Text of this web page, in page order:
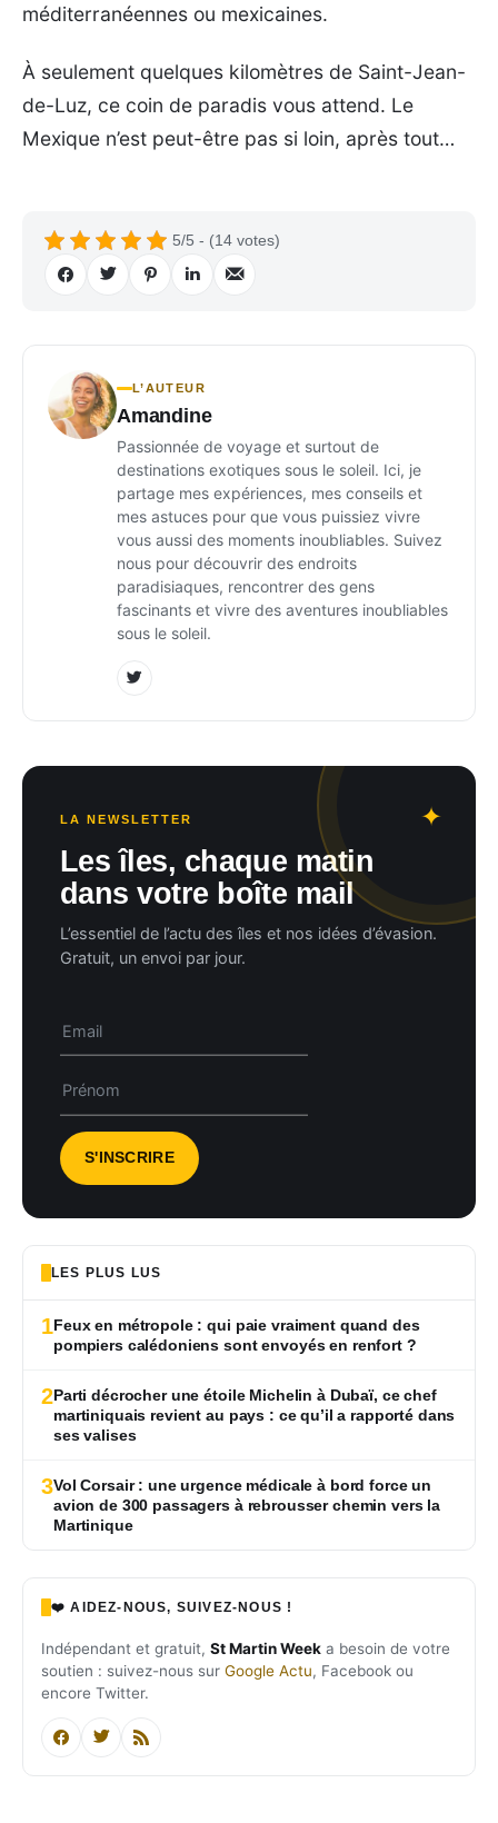
méditerranéennes ou mexicaines.
À seulement quelques kilomètres de Saint-Jean-
de-Luz, ce coin de paradis vous attend. Le
Mexique n’est peut-être pas si loin, après tout…
5/5 - (14 votes)
L’AUTEUR
Amandine
Passionnée de voyage et surtout de
destinations exotiques sous le soleil. Ici, je
partage mes expériences, mes conseils et
mes astuces pour que vous puissiez vivre
vous aussi des moments inoubliables. Suivez
nous pour découvrir des endroits
paradisiaques, rencontrer des gens
fascinants et vivre des aventures inoubliables
sous le soleil.
LA NEWSLETTER
Les îles, chaque matin
dans votre boîte mail
L’essentiel de l’actu des îles et nos idées d’évasion.
Gratuit, un envoi par jour.
LES PLUS LUS
1Feux en métropole : qui paie vraiment quand des
pompiers calédoniens sont envoyés en renfort ?
2Parti décrocher une étoile Michelin à Dubaï, ce chef
martiniquais revient au pays : ce qu’il a rapporté dans
ses valises
3Vol Corsair : une urgence médicale à bord force un
avion de 300 passagers à rebrousser chemin vers la
Martinique
❤️ AIDEZ-NOUS, SUIVEZ-NOUS !
Indépendant et gratuit, St Martin Week a besoin de votre
soutien : suivez-nous sur Google Actu, Facebook ou
encore Twitter.